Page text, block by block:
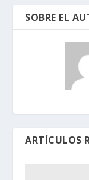
SOBRE EL
ARTÍCULOS